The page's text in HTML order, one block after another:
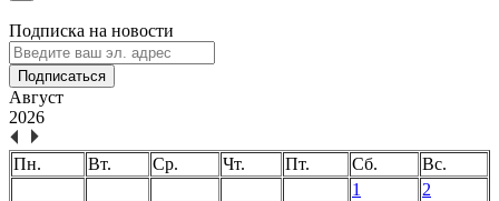
Подписка на новости
Подписаться
Август
2026
Пн. Вт. Ср. Чт. Пт. Сб.
Вс.
1
2